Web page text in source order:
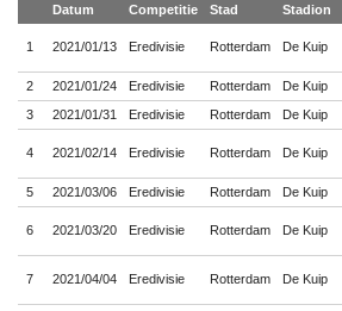
Datum Competitie Stad Stadion
1 2021/01/13 Eredivisie Rotterdam De Kuip
2 2021/01/24 Eredivisie Rotterdam De Kuip
3
2021/01/31 Eredivisie Rotterdam De Kuip
4 2021/02/14 Eredivisie Rotterdam De Kuip
5 2021/03/06 Eredivisie Rotterdam De Kuip
6 2021/03/20 Eredivisie Rotterdam De Kuip
7 2021/04/04 Eredivisie Rotterdam De Kuip